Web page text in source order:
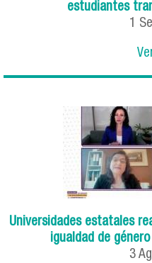
estudiantes
1
Universidades estatales
igualdad de
3